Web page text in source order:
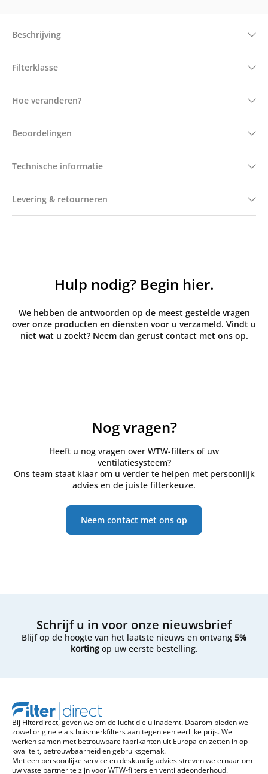
Beschrijving
Filterklasse
Hoe veranderen?
Beoordelingen
Technische informatie
Levering & retourneren
Hulp nodig? Begin hier.
We hebben de antwoorden op de meest gestelde vragen
over onze producten en diensten voor u verzameld. Vindt u
niet wat u zoekt? Neem dan gerust contact met ons op.
Nog vragen?
Heeft u nog vragen over WTW-filters of uw
ventilatiesysteem?
Ons team staat klaar om u verder te helpen met persoonlijk
advies en de juiste filterkeuze.
Neem contact met ons op
Schrijf u in voor onze nieuwsbrief
Blijf op de hoogte van het laatste nieuws en ontvang 5%
kortingop uw eerste bestelling.
Bij Filterdirect, geven we om de lucht die u inademt. Daarom bieden we
zowel originele als huismerkfilters aan tegen een eerlijke prijs. We
werken samen met betrouwbare fabrikanten uit Europa en zetten in op
kwaliteit, betrouwbaarheid en gebruiksgemak.
Met een persoonlijke service en deskundig advies streven we ernaar om
uw vaste partner te zijn voor WTW-filters en ventilatieonderhoud.